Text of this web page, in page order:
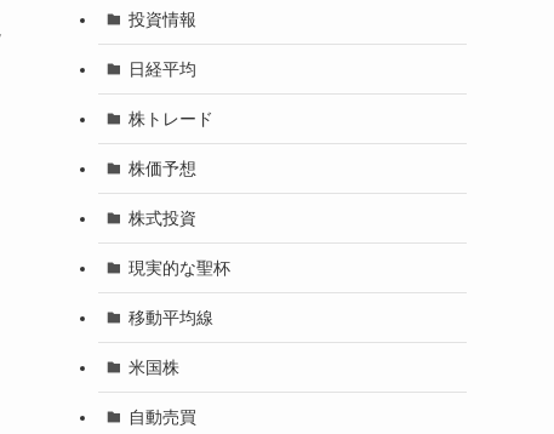
投資情報
日経平均
株トレード
株価予想
株式投資
現実的な聖杯
移動平均線
米国株
自動売買